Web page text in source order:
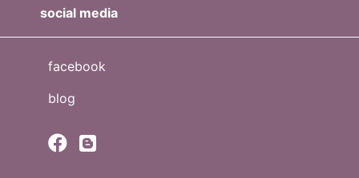
social media
facebook
blog